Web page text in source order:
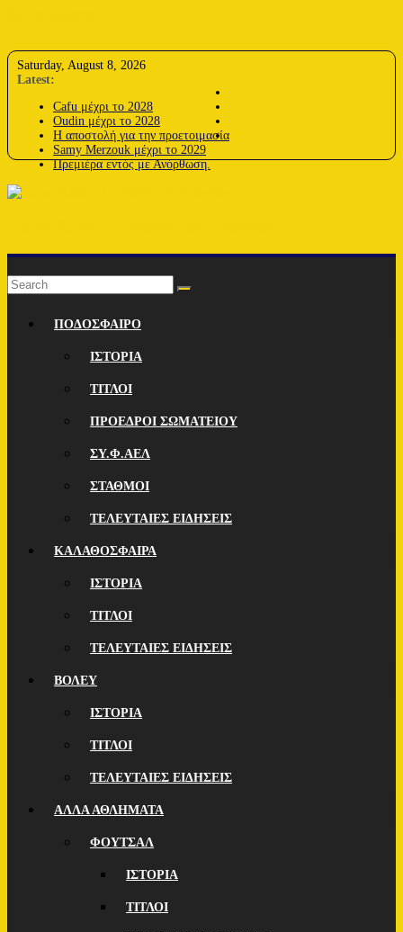
Saturday, August 8, 2026
Latest:
Cafu μέχρι το 2028
Oudin μέχρι το 2028
Η αποστολή για την προετοιμασία
Samy Merzouk μέχρι το 2029
Πρεμιέρα εντός με Ανόρθωση.
ΠΟΔΟΣΦΑΙΡΟ
ΙΣΤΟΡΙΑ
ΤΙΤΛΟΙ
ΠΡΟΕΔΡΟΙ ΣΩΜΑΤΕΙΟΥ
ΣΥ.Φ.ΑΕΛ
ΣΤΑΘΜΟΙ
ΤΕΛΕΥΤΑΙΕΣ ΕΙΔΗΣΕΙΣ
ΚΑΛΑΘΟΣΦΑΙΡΑ
ΙΣΤΟΡΙΑ
ΤΙΤΛΟΙ
ΤΕΛΕΥΤΑΙΕΣ ΕΙΔΗΣΕΙΣ
ΒΟΛΕΥ
ΙΣΤΟΡΙΑ
ΤΙΤΛΟΙ
ΤΕΛΕΥΤΑΙΕΣ ΕΙΔΗΣΕΙΣ
ΑΛΛΑ ΑΘΛΗΜΑΤΑ
ΦΟΥΤΣΑΛ
ΙΣΤΟΡΙΑ
ΤΙΤΛΟΙ